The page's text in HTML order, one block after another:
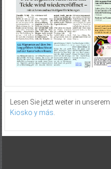
Lesen Sie jetzt weiter in
Kiosko y más.